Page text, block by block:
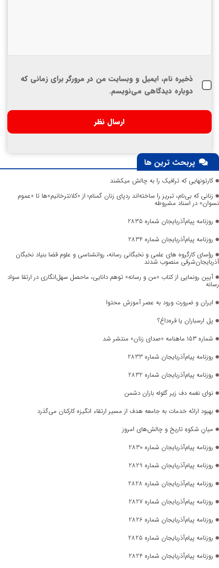
ذخیره نام، ایمیل و وبسایت من در مرورگر برای زمانی که
دوباره دیدگاهی می‌نویسم.
پربحث ترین ها
کارتونهایی که ترافیک را به چالش میکشند
زنانی که بی‌نام، تبریز را ساخته‌اند ردپای زنان گمنام؛ از «کلانترخانیم»ها تا «عموم
نسوان» در اسناد مشروطه
روزنامه پیام‌آذربایجان شماره 2835
روزنامه پیام‌آذربایجان شماره 2834
رؤسای کارگروه های علمی و نخبگانی رسانه، روانشناسی و علوم قضا بنیاد نخبگان
آذربایجان‌شرقی منصوب شدند
آیین رونمایی از کتاب «من و رسانه» توهم دانایی، ماحصل سهل‌انگاری در ارتقا سواد
رسانه
ایران و ضرورت ورود به عصر آموزش محتوا
پل ارسباران یا قره‌داغ؟
شماره ۱۵۳ ماهنامه «صدای زنان» منتشر شد
روزنامه پیام‌آذربایجان شماره 2833
روزنامه پیام‌آذربایجان شماره 2832
نوای نغمه دف زیر گلوله باران دشمن
بهبود ارائه خدمات به جامعه هدف از مسیر ارتقاء انگیزه کارکنان می‌گذرد
میانِ شکوهِ تاریخ و چالش‌های امروز
روزنامه پیام‌آذربایجان شماره 2830
روزنامه پیام‌آذربایجان شماره 2829
روزنامه پیام‌آذربایجان شماره 2828
روزنامه پیام‌آذربایجان شماره 2827
روزنامه پیام‌آذربایجان شماره 2826
روزنامه پیام‌آذربایجان شماره 2825
روزنامه پیام‌آذربایجان شماره 2824